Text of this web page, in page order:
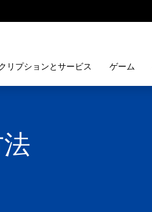
リプションとサービス ゲーム